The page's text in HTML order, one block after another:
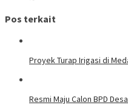
Pos terkait
Proyek Turap Irigasi di
Resmi Maju Calon BPD